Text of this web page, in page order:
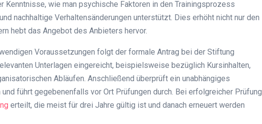
Kenntnisse, wie man psychische Faktoren in den Trainingsprozess
nachhaltige Verhaltensänderungen unterstützt. Dies erhöht nicht nur den
hebt das Angebot des Anbieters hervor.
Voraussetzungen folgt der formale Antrag bei der Stiftung
Unterlagen eingereicht, beispielsweise bezüglich Kursinhalten,
Abläufen. Anschließend überprüft ein unabhängiges
und führt gegebenenfalls vor Ort Prüfungen durch. Bei erfolgreicher Prüfung
erteilt, die meist für drei Jahre gültig ist und danach erneuert werden